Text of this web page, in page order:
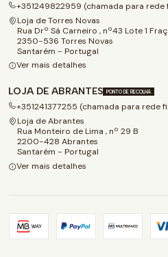
+351249822959 (chamada para rede
Loja de Torres Novas
Rua Drº Sá Carneiro , nº43 Lote 1
2350-536 Torres Novas
Santarém - Portugal
Ver mais detalhes
LOJA DE ABRANTES PONTO DE RECOLHA
+351241377255 (chamada para rede
Loja de Abrantes
Rua Monteiro de Lima , nº 29 B
2200-428 Abrantes
Santarém - Portugal
Ver mais detalhes